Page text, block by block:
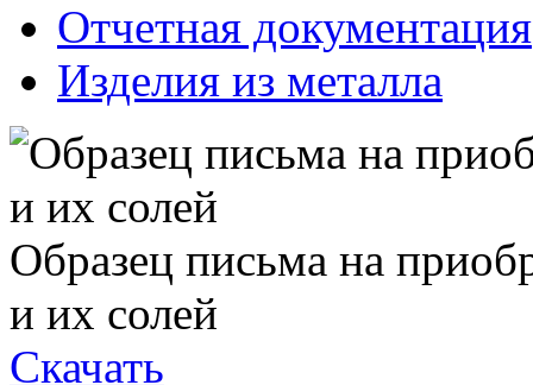
Отчетная документация
Изделия из металла
Образец письма на
и их солей
Скачать